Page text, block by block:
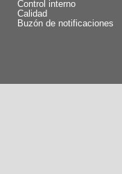
Control interno
Calidad
Buzón de notificaciones